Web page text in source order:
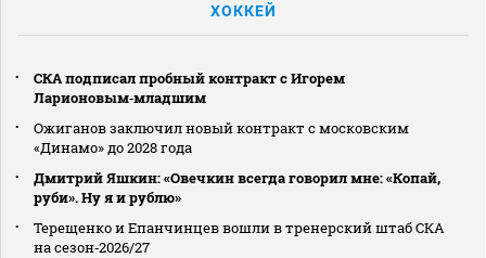
ХОККЕЙ
СКА подписал пробный контракт с Игорем
Ларионовым‑младшим
Ожиганов заключил новый контракт с московским
«Динамо» до 2028 года
Дмитрий Яшкин: «Овечкин всегда говорил мне: «Копай,
руби». Ну я и рублю»
Терещенко и Епанчинцев вошли в тренерский штаб СКА
на сезон‑2026/27